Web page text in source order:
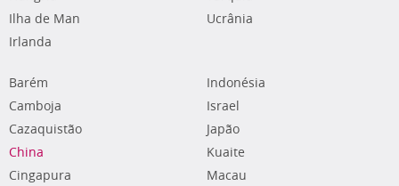
Ilha de Man
Irlanda
Ucrânia
Barém
Camboja
Cazaquistão
China
Cingapura
Indonésia
Israel
Japão
Kuaite
Macau